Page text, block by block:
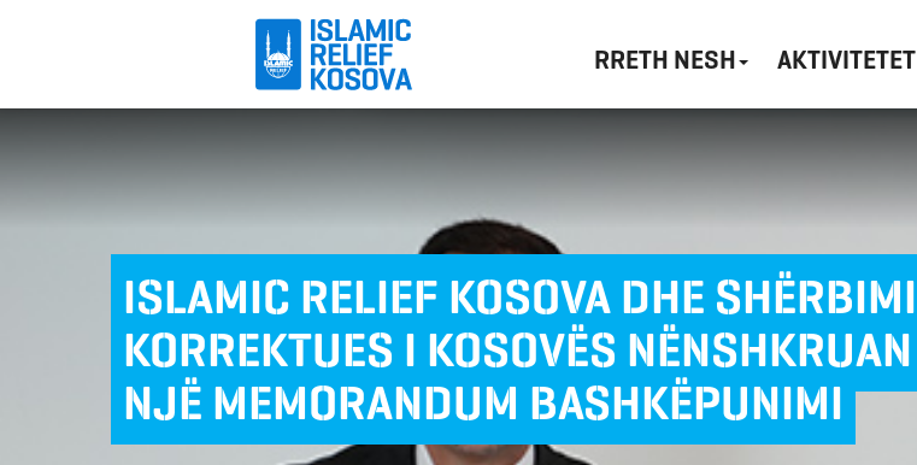
RRETH NESH AKTIVITETET
ISLAMIC RELIEF KOSOVA DHE SHËRBIMI
KORREKTUES I KOSOVËS NËNSHKRUAN
NJË MEMORANDUM BASHKËPUNIMI